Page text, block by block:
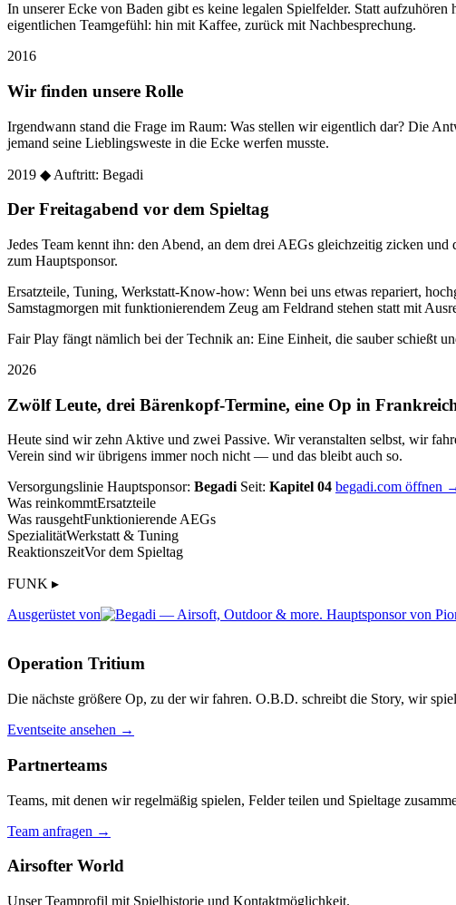
In unserer Ecke von Baden gibt es keine legalen Spielfelder. Statt
eigentlichen Teamgefühl: hin mit Kaffee, zurück mit Nachbesprechung.
2016
Wir finden unsere Rolle
Irgendwann stand die Frage im Raum: Was stellen wir eigentlich dar? Die
jemand seine Lieblingsweste in die Ecke werfen musste.
2019 ◆ Auftritt: Begadi
Der Freitagabend vor dem Spieltag
Jedes Team kennt ihn: den Abend, an dem drei AEGs gleichzeitig zicken
zum Hauptsponsor.
Ersatzteile, Tuning, Werkstatt-Know-how: Wenn bei uns etwas repariert,
Samstagmorgen mit funktionierendem Zeug am Feldrand stehen statt mit
Fair Play fängt nämlich bei der Technik an: Eine Einheit, die sauber schießt
2026
Zwölf Leute, drei Bärenkopf-Termine, eine Op in
Heute sind wir zehn Aktive und zwei Passive. Wir veranstalten selbst, wir
Verein sind wir übrigens immer noch nicht — und das bleibt auch so.
Versorgungslinie Hauptsponsor: Begadi Seit: Kapitel 04 begadi.com öffnen
Was reinkommtErsatzteile
Was rausgehtFunktionierende AEGs
SpezialitätWerkstatt & Tuning
ReaktionszeitVor dem Spieltag
FUNK ▸
Ausgerüstet von
Operation Tritium
Die nächste größere Op, zu der wir fahren. O.B.D. schreibt die Story, wir
Eventseite ansehen →
Partnerteams
Teams, mit denen wir regelmäßig spielen, Felder teilen und Spieltage
Team anfragen →
Airsofter World
Unser Teamprofil mit Spielhistorie und Kontaktmöglichkeit.